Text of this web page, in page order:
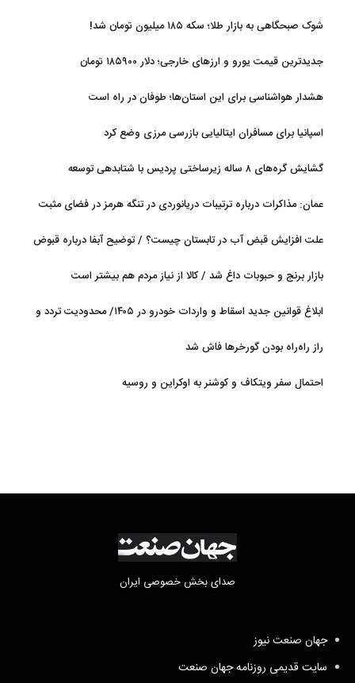
شوک صبحگاهی به بازار طلا؛ سکه ۱۸۵ میلیون تومان شد!
جدیدترین قیمت یورو و ارزهای خارجی؛ دلار ۱۸۵۹۰۰ تومان
هشدار هواشناسی برای این استان‌ها؛ طوفان در راه است
اسپانیا برای مسافران ایتالیایی بازرسی مرزی وضع کرد
گشایش گره‌های ۸ ساله زیرساختی پردیس با شتابدهی توسعه
عمان: مذاکرات درباره ترتیبات دریانوردی در تنگه هرمز در فضای مثبت
علت افزایش قبض آب در تابستان چیست؟ / توضیح آبفا درباره قبوض
بازار برنج و حبوبات داغ شد / کالا از نیاز مردم هم بیشتر است
ابلاغ قوانین جدید اسقاط و واردات خودرو در ۱۴۰۵/ محدودیت تردد و
راز راه‌راه بودن گورخرها فاش شد
احتمال سفر ویتکاف و کوشنر به اوکراین و روسیه
صدای بخش خصوصی ایران
جهان صنعت نیوز
سایت قدیمی روزنامه جهان صنعت